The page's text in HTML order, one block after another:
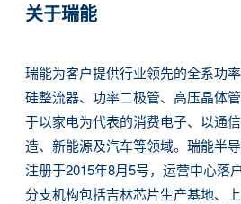
关于瑞能
瑞能为客户提供行业领先的全系功
硅整流器、功率二极管、高压晶体
于以家电为代表的消费电子、以通
造、新能源及汽车等领域。瑞能半
注册于2015年8月5号，运营中心落
分支机构包括吉林芯片生产基地、